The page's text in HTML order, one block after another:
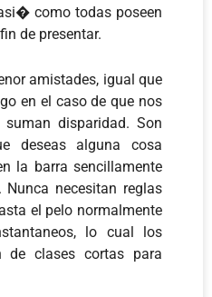
como todas poseen
de presentar.
amistades, igual que
en el caso de que nos
disparidad. Son
deseas alguna cosa
la barra sencillamente
Nunca necesitan reglas
el pelo normalmente
lo cual los
clases cortas para